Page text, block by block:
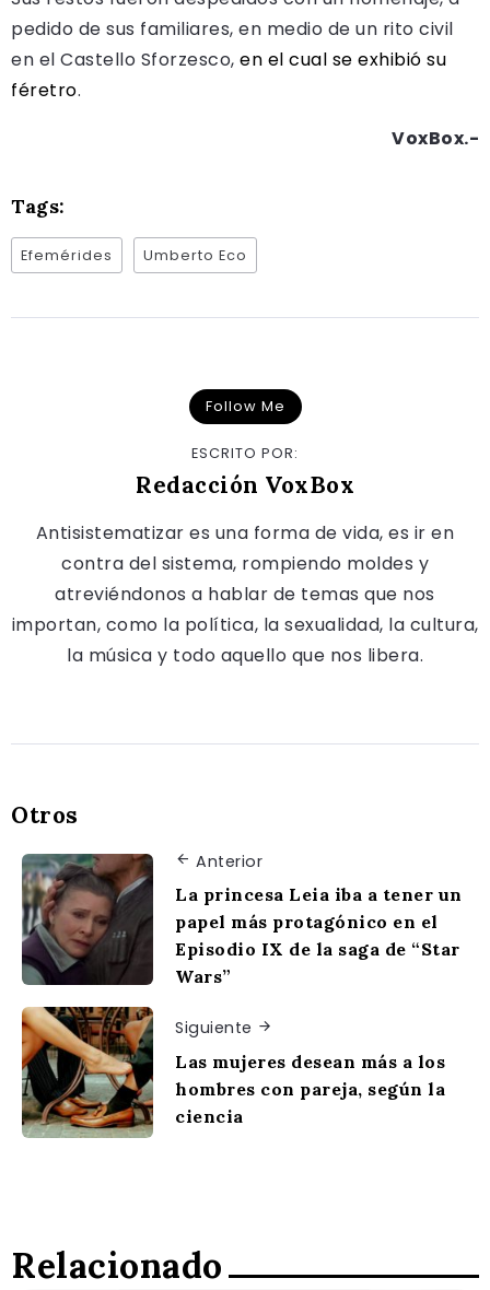
pedido de sus familiares, en medio de un rito civil
en el Castello Sforzesco, en el cual se exhibió su
féretro.
VoxBox.-
Tags:
Efemérides Umberto Eco
Follow Me
ESCRITO POR:
Redacción VoxBox
Antisistematizar es una forma de vida, es ir en
contra del sistema, rompiendo moldes y
atreviéndonos a hablar de temas que nos
importan, como la política, la sexualidad, la cultura,
la música y todo aquello que nos libera.
Otros
Anterior
La princesa Leia iba a tener un
papel más protagónico en el
Episodio IX de la saga de “Star
Wars”
Siguiente
Las mujeres desean más a los
hombres con pareja, según la
ciencia
Relacionado